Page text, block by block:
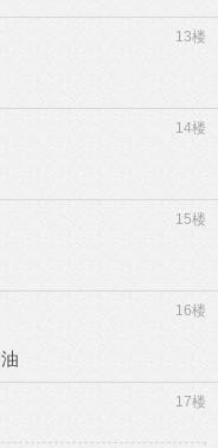
13楼
14楼
15楼
16楼
17楼